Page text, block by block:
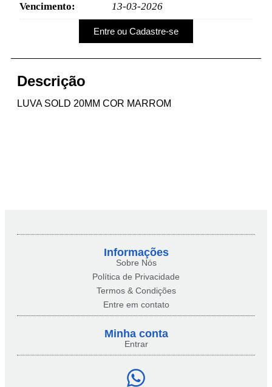
Vencimento: 13-03-2026
Entre ou Cadastre-se
Descrição
LUVA SOLD 20MM COR MARROM
Informações
Sobre Nós
Política de Privacidade
Termos & Condições
Entre em contato
Minha conta​
Entrar